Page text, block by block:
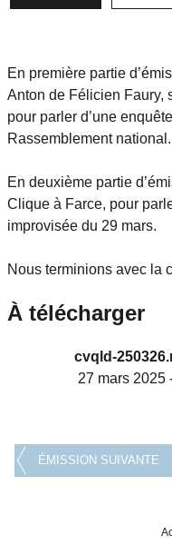
En première partie
Anton de Félicien Faury,
pour parler d’une
Rassemblement national.
En deuxième partie
Clique à Farce, pour
improvisée du 29 mars.
Nous terminions avec la
À télécharger
cvqld-
27 mars 2025
ÉMISSION SUIVANTE